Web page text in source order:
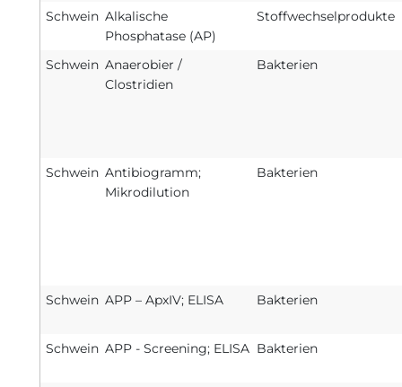
Schwein Alkalische
Phosphatase (AP)
Stoffwechselprodukte
Schwein Anaerobier /
Clostridien
Bakterien
Schwein Antibiogramm;
Mikrodilution
Bakterien
Schwein APP – ApxIV; ELISA Bakterien
Schwein APP - Screening; ELISA Bakterien